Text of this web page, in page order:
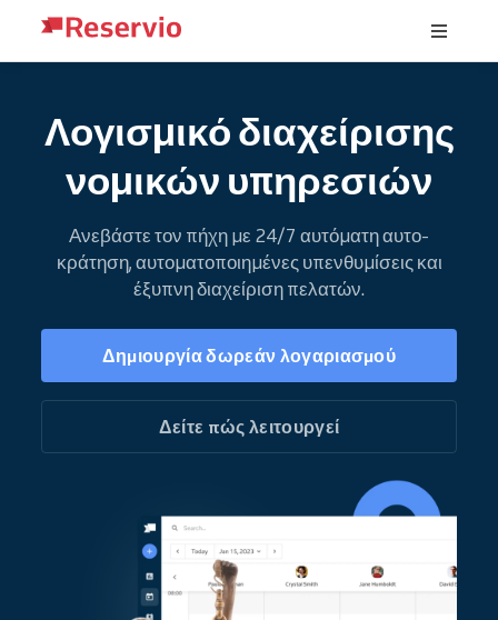
Λογισμικό διαχείρισης
νομικών υπηρεσιών
Ανεβάστε τον πήχη με 24/7 αυτόματη αυτο-
κράτηση, αυτοματοποιημένες υπενθυμίσεις και
έξυπνη διαχείριση πελατών.
Δημιουργία δωρεάν λογαριασμού
Δείτε πώς λειτουργεί